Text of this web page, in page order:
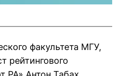
факультета МГУ,
рейтингового